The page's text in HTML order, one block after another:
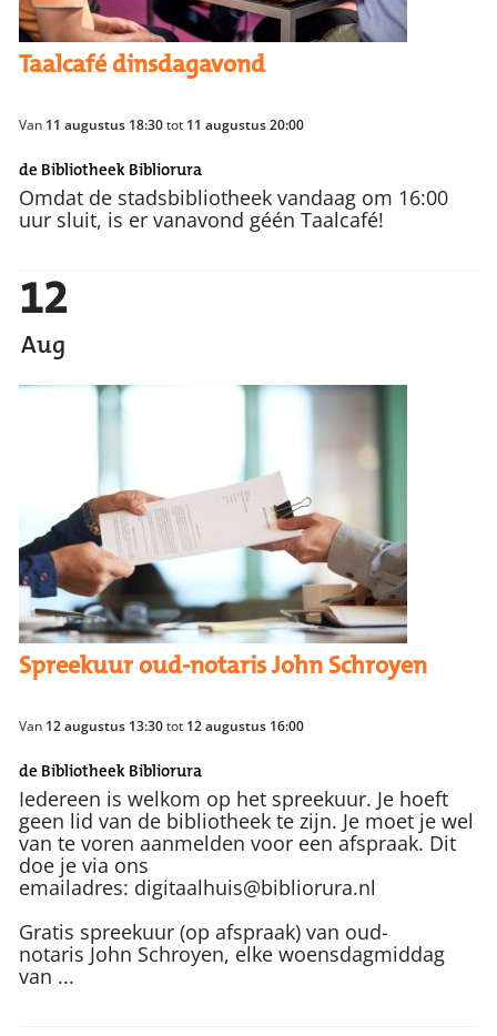
Taalcafé dinsdagavond
Van 11 augustus 18:30tot 11 augustus 20:00
de Bibliotheek Bibliorura
Omdat de stadsbibliotheek vandaag om 16:00
uur sluit, is er vanavond géén Taalcafé!
12
Aug
Spreekuur oud-notaris John Schroyen
Van 12 augustus 13:30tot 12 augustus 16:00
de Bibliotheek Bibliorura
Iedereen is welkom op het spreekuur. Je hoeft
geen lid van de bibliotheek te zijn. Je moet je wel
van te voren aanmelden voor een afspraak. Dit
doe je via ons
emailadres: digitaalhuis@bibliorura.nl
Gratis spreekuur (op afspraak) van oud-
notaris John Schroyen, elke woensdagmiddag
van ...